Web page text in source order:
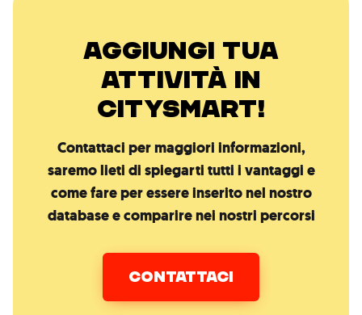
AGGIUNGI TUA
ATTIVITÀ IN
CITYSMART!
Contattaci per maggiori informazioni,
saremo lieti di spiegarti tutti i vantaggi e
come fare per essere inserito nel nostro
database e comparire nei nostri percorsi
CONTATTACI